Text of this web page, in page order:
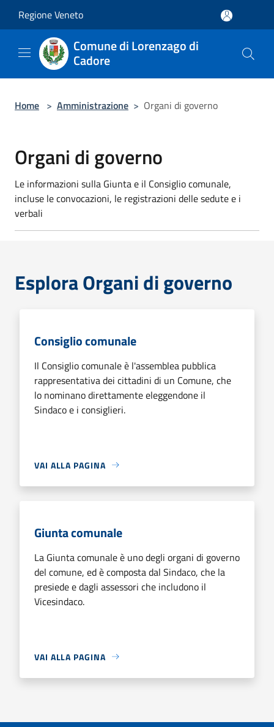
Regione Veneto
Comune di Lorenzago di
Cadore
Home > Amministrazione > Organi di governo
Organi di governo
Le informazioni sulla Giunta e il Consiglio comunale,
incluse le convocazioni, le registrazioni delle sedute e i
verbali
Esplora Organi di governo
Consiglio comunale
Il Consiglio comunale è l'assemblea pubblica
rappresentativa dei cittadini di un Comune, che
lo nominano direttamente eleggendone il
Sindaco e i consiglieri.
VAI ALLA PAGINA
Giunta comunale
La Giunta comunale è uno degli organi di governo
del comune, ed è composta dal Sindaco, che la
presiede e dagli assessori che includono il
Vicesindaco.
VAI ALLA PAGINA